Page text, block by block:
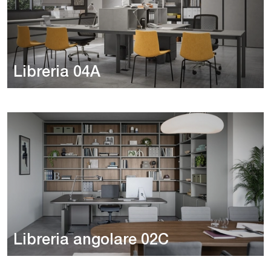
Libreria 04A
Libreria angolare 02C